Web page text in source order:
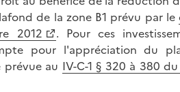
de la zone B1 prévu par le
2012
. Pour ces
pour l'appréciation du
au IV-C-1 § 320 à 380